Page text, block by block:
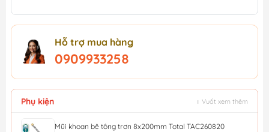
Hỗ trợ mua hàng
0909933258
Phụ kiện ↕ Vuốt xem thêm
Mũi khoan bê tông trơn 8x200mm Total TAC260820